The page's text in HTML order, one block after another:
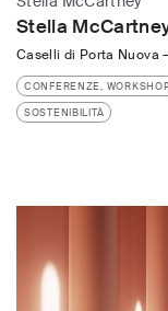
Stella
Caselli di Porta Nuova
CONFERENZE,
SOSTENIBILITÀ